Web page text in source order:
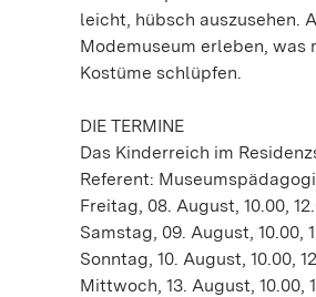
leicht, hübsch auszusehen.
Modemuseum erleben, was
Kostüme schlüpfen.
DIE TERMINE
Das Kinderreich im
Referent:
Freitag, 08. August, 10.00,
Samstag, 09. August, 10.00,
Sonntag, 10. August, 10.00,
Mittwoch, 13. August, 10.00,